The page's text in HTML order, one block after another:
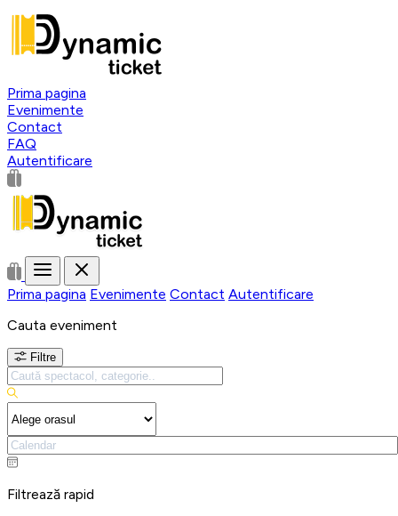
Prima pagina
Evenimente
Contact
FAQ
Autentificare
Prima pagina Evenimente Contact Autentificare
Cauta eveniment
Filtre
Filtrează rapid